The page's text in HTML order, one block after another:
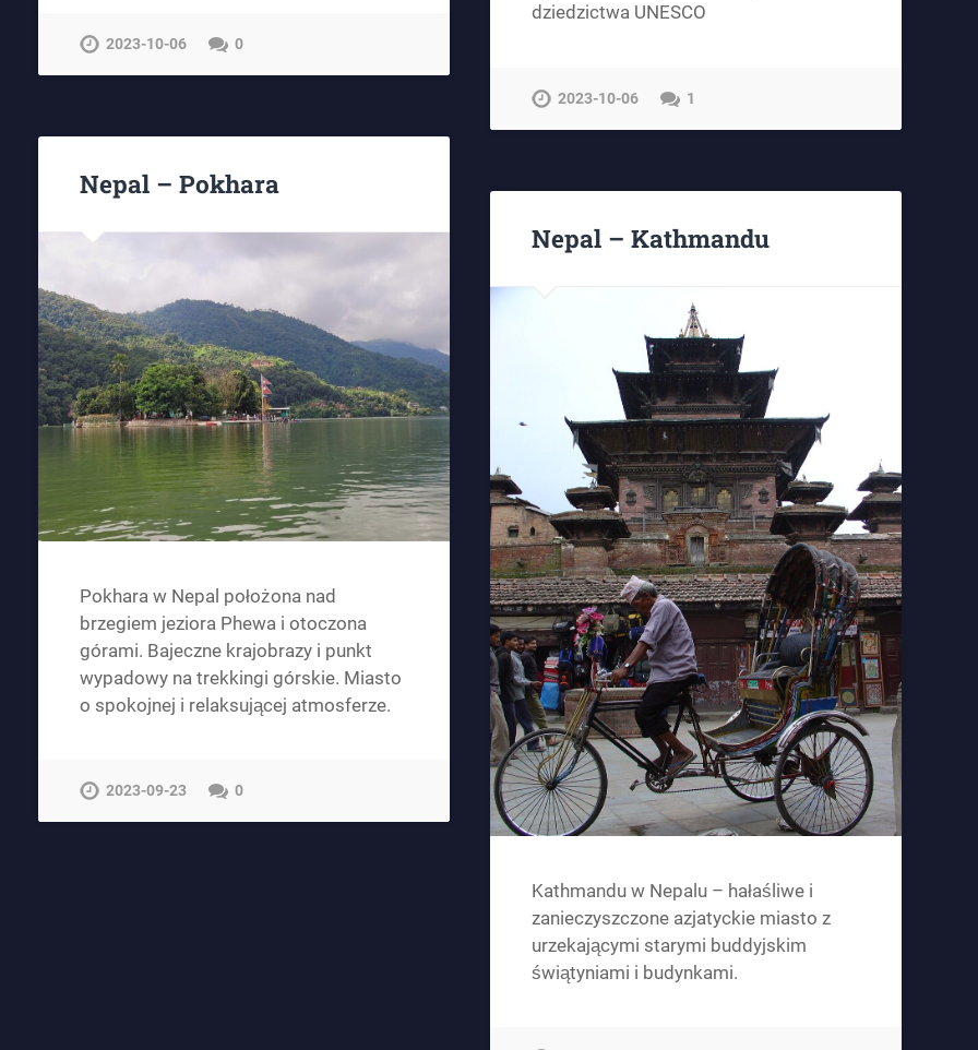
2023-10-06 0
dziedzictwa UNESCO
2023-10-06 1
Nepal – Pokhara
Pokhara w Nepal położona nad
brzegiem jeziora Phewa i otoczona
górami. Bajeczne krajobrazy i punkt
wypadowy na trekkingi górskie. Miasto
o spokojnej i relaksującej atmosferze.
2023-09-23 0
Nepal – Kathmandu
Kathmandu w Nepalu – hałaśliwe i
zanieczyszczone azjatyckie miasto z
urzekającymi starymi buddyjskim
świątyniami i budynkami.